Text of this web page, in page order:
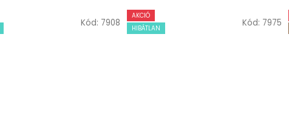
Kód: 7908
AKCIÓ
HIBÁTLAN
Kód: 7975